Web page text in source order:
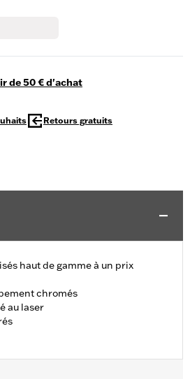
de 50 € d'achat
Retours gratuits
haut de gamme à un prix
chromés
au laser